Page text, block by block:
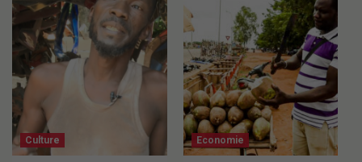
Culture Economie